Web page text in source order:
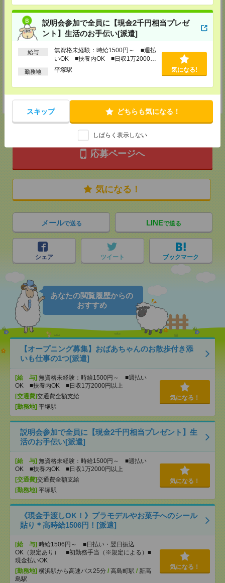
説明会参加で全員に【現金2千円相当プレゼ
ント】生活のお手伝い[派遣]
給与
無資格未経験：時給1500円～ ■週払
いOK ■扶養内OK ■日収1万2000円
以上
勤務地 平塚駅 気になる!
スキップ どちらも気になる！
しばらく表示しない
TEL：04-7143-0099
担当：採用担当
船橋支店
〒273-0005 千葉県船橋市本町5-3-3 大野ビル5Ｆ
担当：採用担当
〒305-0817 茨城県つくば市研究学園5丁目12番地10 研究学園スクウェアビ
担当：採用担当
応募ページへ
気になる！
メールで送る LINEで送る
シェア ツイート ブックマーク
あなたの閲覧履歴からの
おすすめ
【オープニング募集】おばあちゃんのお散歩付き添
いも仕事の1つ[派遣]
[給 与] 無資格未経験：時給1500円～ ■週払い
OK ■扶養内OK ■日収1万2000円以上
[交通費]交通費全額支給
[勤務地] 平塚駅
気になる！
説明会参加で全員に【現金2千円相当プレゼント】生
活のお手伝い[派遣]
[給 与] 無資格未経験：時給1500円～ ■週払い
OK ■扶養内OK ■日収1万2000円以上
[交通費]交通費全額支給
[勤務地] 平塚駅
気になる！
《現金手渡しOK！》プラモデルやお菓子へのシール
貼り＊高時給1506円！[派遣]
[給 与] 時給1506円～ ■日払い・翌日振込
OK（規定あり） ■初勤務手当（※規定による）■
現金払いOK
[勤務地] 横浜駅から高速バス25分 / 高島町駅 / 新高
島駅
気になる！